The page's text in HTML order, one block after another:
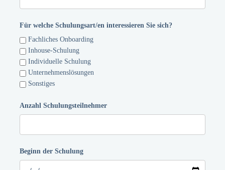
Für welche Schulungsart/en interessieren Sie sich?
Fachliches Onboarding
Inhouse-Schulung
Individuelle Schulung
Unternehmenslösungen
Sonstiges
Anzahl Schulungsteilnehmer
Beginn der Schulung